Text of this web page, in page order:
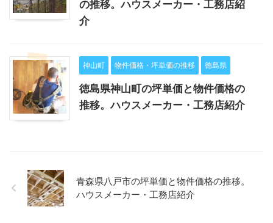
の推移。ハウスメーカー・工務店紹
介
神山町 物件価格・坪単価の推移 徳島県
徳島県神山町の坪単価と物件価格の
推移。ハウスメーカー・工務店紹介
青森県八戸市の坪単価と物件価格の推移。
ハウスメーカー・工務店紹介